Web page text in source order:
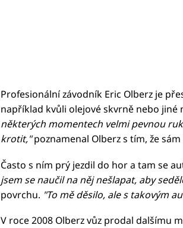
Profesionální závodník Eric Olberz je
například kvůli olejové skvrně nebo jiné
některých momentech velmi pevnou
krotit,"poznamenal Olberz s tím, že
Často s ním prý jezdil do hor a tam se
jsem se naučil na něj nešlapat, aby
povrchu. "To mě děsilo, ale s takovým
V roce 2008 Olberz vůz prodal dalšímu